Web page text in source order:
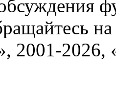
2001-2026,